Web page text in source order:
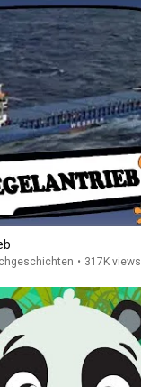
• 317K views